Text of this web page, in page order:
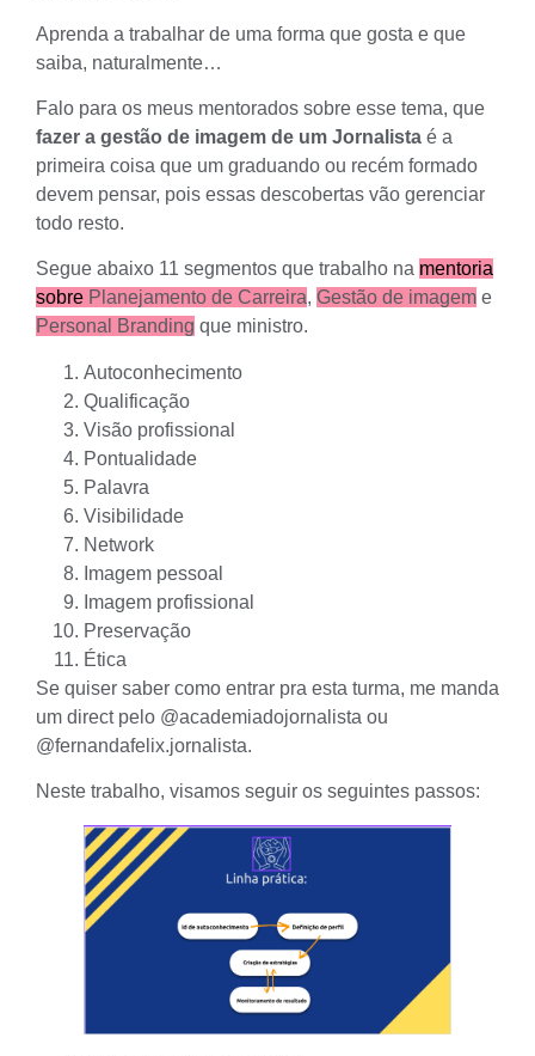
Aprenda a trabalhar de uma forma que gosta e que
saiba, naturalmente…
Falo para os meus mentorados sobre esse tema, que
fazer a gestão de imagem de um Jornalista é a
primeira coisa que um graduando ou recém formado
devem pensar, pois essas descobertas vão gerenciar
todo resto.
Segue abaixo 11 segmentos que trabalho na mentoria
sobre Planejamento de Carreira, Gestão de imagem e
Personal Branding que ministro.
Autoconhecimento
Qualificação
Visão profissional
Pontualidade
Palavra
Visibilidade
Network
Imagem pessoal
Imagem profissional
Preservação
Ética
Se quiser saber como entrar pra esta turma, me manda
um direct pelo @academiadojornalista ou
@fernandafelix.jornalista.
Neste trabalho, visamos seguir os seguintes passos: